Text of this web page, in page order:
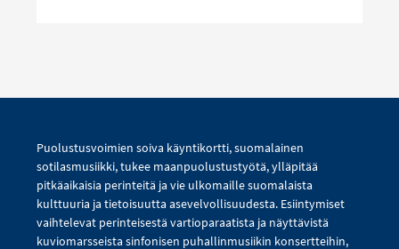
Puolustusvoimien soiva käyntikortti, suomalainen
sotilasmusiikki, tukee maanpuolustustyötä, ylläpitää
pitkäaikaisia perinteitä ja vie ulkomaille suomalaista
kulttuuria ja tietoisuutta asevelvollisuudesta. Esiintymiset
vaihtelevat perinteisestä vartioparaatista ja näyttävistä
kuviomarsseista sinfonisen puhallinmusiikin konsertteihin,